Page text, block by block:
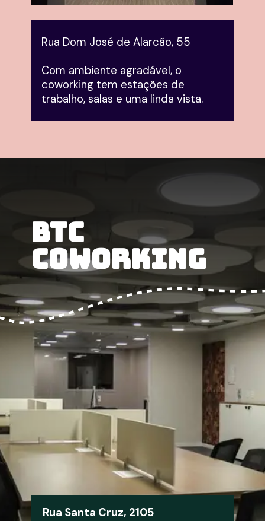
Rua Dom José de Alarcão, 55
Com ambiente agradável, o
coworking tem estações de
trabalho, salas e uma linda vista.
BTC
Coworking
Rua Santa Cruz, 2105